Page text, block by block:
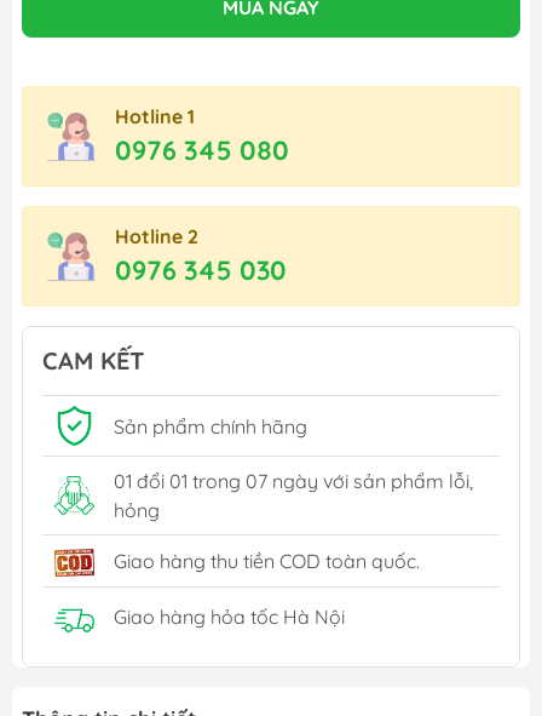
MUA NGAY
Hotline 1
0976 345 080
Hotline 2
0976 345 030
CAM KẾT
Sản phẩm chính hãng
01 đổi 01 trong 07 ngày với sản phẩm lỗi,
hỏng
Giao hàng thu tiền COD toàn quốc.
Giao hàng hỏa tốc Hà Nội